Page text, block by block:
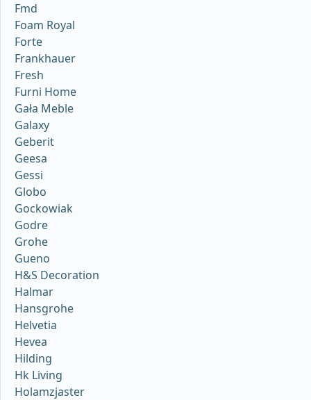
Fmd
Foam Royal
Forte
Frankhauer
Fresh
Furni Home
Gała Meble
Galaxy
Geberit
Geesa
Gessi
Globo
Gockowiak
Godre
Grohe
Gueno
H&S Decoration
Halmar
Hansgrohe
Helvetia
Hevea
Hilding
Hk Living
Holamzjaster